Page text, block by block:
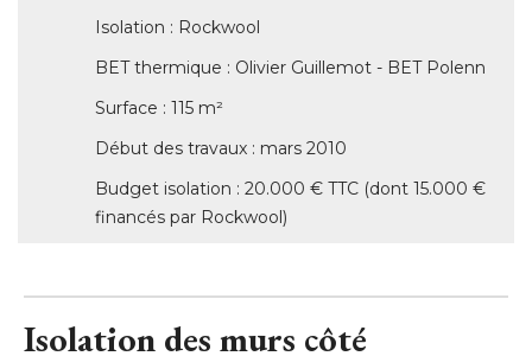
Isolation : Rockwool
BET thermique : Olivier Guillemot - BET Polenn
Surface : 115 m²
Début des travaux : mars 2010
Budget isolation : 20.000 € TTC (dont 15.000 €
financés par Rockwool)
Isolation des murs côté